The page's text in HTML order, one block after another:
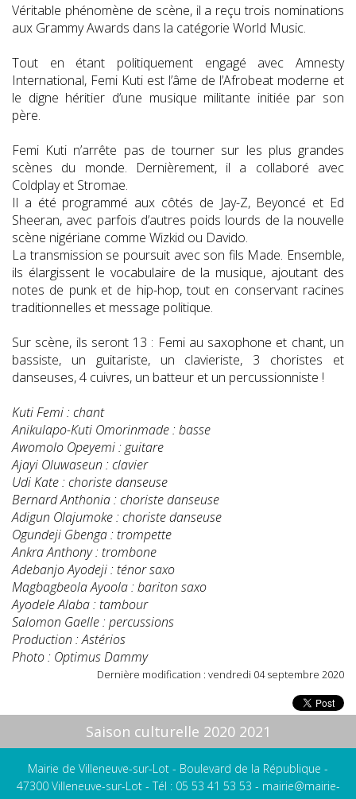
Véritable phénomène de scène, il a reçu trois nominations
aux Grammy Awards dans la catégorie World Music.
Tout en étant politiquement engagé avec Amnesty
International, Femi Kuti est l’âme de l’Afrobeat moderne et
le digne héritier d’une musique militante initiée par son
père.
Femi Kuti n’arrête pas de tourner sur les plus grandes
scènes du monde. Dernièrement, il a collaboré avec
Coldplay et Stromae.
Il a été programmé aux côtés de Jay-Z, Beyoncé et Ed
Sheeran, avec parfois d’autres poids lourds de la nouvelle
scène nigériane comme Wizkid ou Davido.
La transmission se poursuit avec son fils Made. Ensemble,
ils élargissent le vocabulaire de la musique, ajoutant des
notes de punk et de hip-hop, tout en conservant racines
traditionnelles et message politique.
Sur scène, ils seront 13 : Femi au saxophone et chant, un
bassiste, un guitariste, un clavieriste, 3 choristes et
danseuses, 4 cuivres, un batteur et un percussionniste !
Kuti Femi : chant
Anikulapo-Kuti Omorinmade : basse
Awomolo Opeyemi : guitare
Ajayi Oluwaseun : clavier
Udi Kate : choriste danseuse
Bernard Anthonia : choriste danseuse
Adigun Olajumoke : choriste danseuse
Ogundeji Gbenga : trompette
Ankra Anthony : trombone
Adebanjo Ayodeji : ténor saxo
Magbagbeola Ayoola : bariton saxo
Ayodele Alaba : tambour
Salomon Gaelle : percussions
Production : Astérios
Photo : Optimus Dammy
Dernière modification : vendredi 04 septembre 2020
Saison culturelle 2020 2021
Mairie de Villeneuve-sur-Lot - Boulevard de la République -
47300 Villeneuve-sur-Lot - Tél : 05 53 41 53 53 - mairie@mairie-